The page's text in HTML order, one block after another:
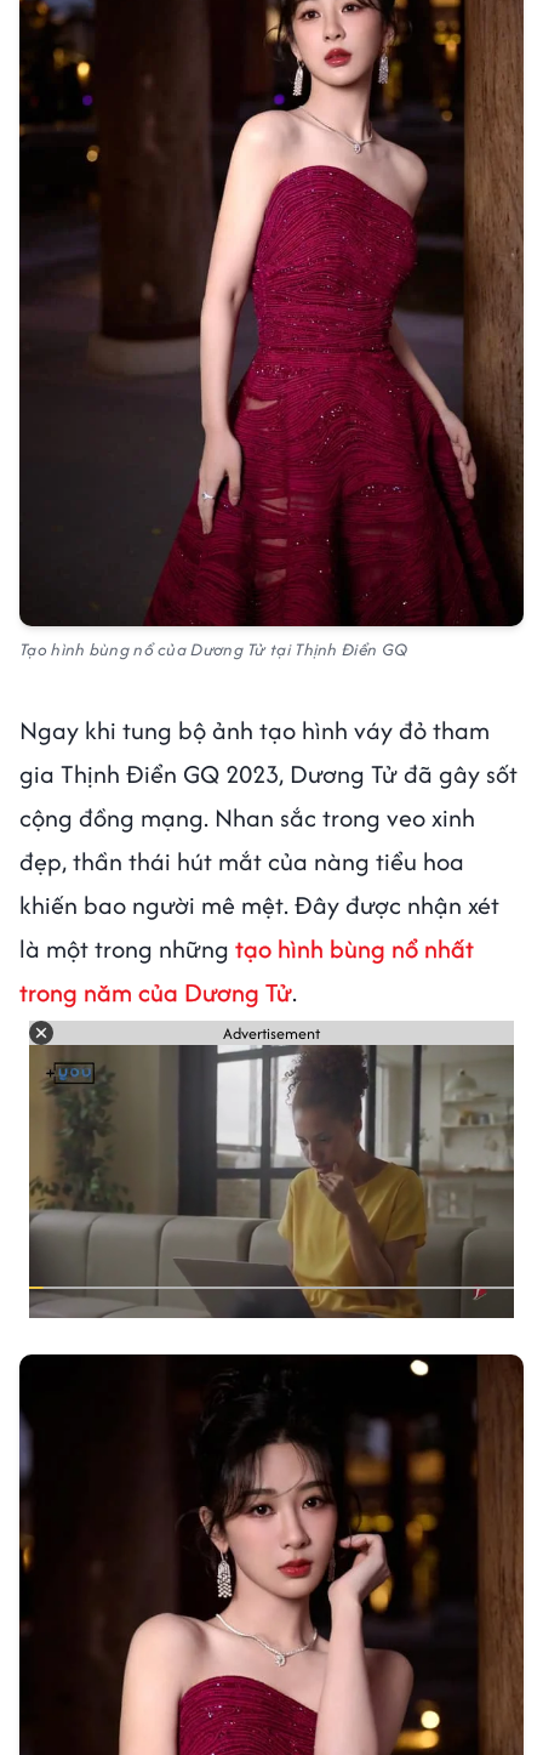
Tạo hình bùng nổ của Dương Tử tại Thịnh Điển GQ
Ngay khi tung bộ ảnh tạo hình váy đỏ tham
gia Thịnh Điển GQ 2023, Dương Tử đã gây sốt
cộng đồng mạng. Nhan sắc trong veo xinh
đẹp, thần thái hút mắt của nàng tiểu hoa
khiến bao người mê mệt. Đây được nhận xét
là một trong những tạo hình bùng nổ nhất
trong năm của Dương Tử.
Advertisement